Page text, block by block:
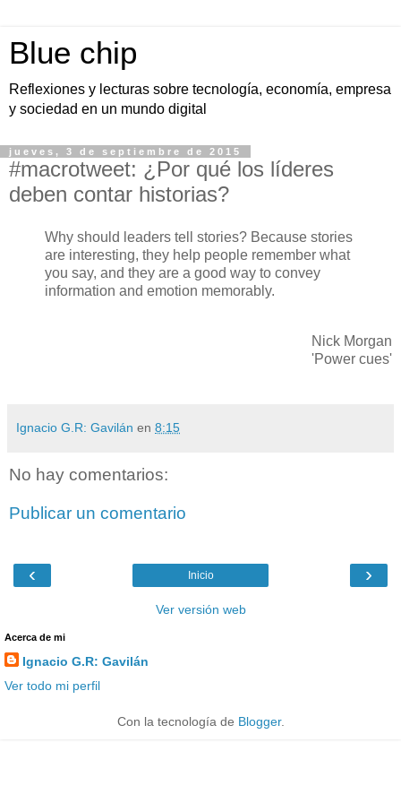
Blue chip
Reflexiones y lecturas sobre tecnología, economía, empresa
y sociedad en un mundo digital
jueves, 3 de septiembre de 2015
#macrotweet: ¿Por qué los líderes
deben contar historias?
Why should leaders tell stories? Because stories
are interesting, they help people remember what
you say, and they are a good way to convey
information and emotion memorably.
Nick Morgan
'Power cues'
Ignacio G.R: Gavilán en 8:15
No hay comentarios:
Publicar un comentario
‹ ›
Inicio
Ver versión web
Acerca de mi
Ignacio G.R: Gavilán
Ver todo mi perfil
Con la tecnología de Blogger.